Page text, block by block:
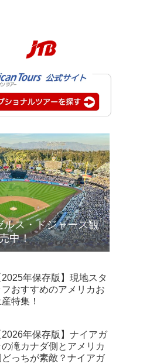
ルス・ドジャース観
中！
2025年保存版】現地スタ
フおすすめのアメリカお
特集！
2026年保存版】ナイアガ
の滝カナダ側とアメリカ
どっちが素敵？ナイアガ